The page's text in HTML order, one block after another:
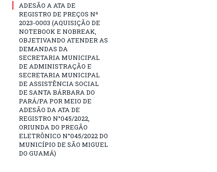
ADESÃO A ATA DE
REGISTRO DE PREÇOS Nº
2023-0003 (AQUISIÇÃO DE
NOTEBOOK E NOBREAK,
OBJETIVANDO ATENDER AS
DEMANDAS DA
SECRETARIA MUNICIPAL
DE ADMINISTRAÇÃO E
SECRETARIA MUNICIPAL
DE ASSISTÊNCIA SOCIAL
DE SANTA BÁRBARA DO
PARÁ/PA POR MEIO DE
ADESÃO DA ATA DE
REGISTRO N°045/2022,
ORIUNDA DO PREGÃO
ELETRÔNICO N°045/2022 DO
MUNICÍPIO DE SÃO MIGUEL
DO GUAMÁ)